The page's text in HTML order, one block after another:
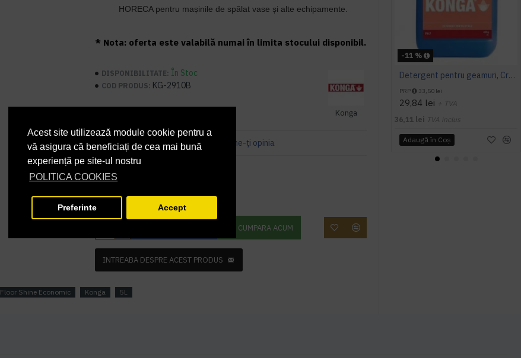
Acest site utilizează module cookie pentru a
vă asigura că beneficiați de cea mai bună
experiență pe site-ul nostru
POLITICA COOKIES
Preferinte Accept
HORECA pentru mașinile de spălat vase și alte echipamente.
* Nota: oferta este valabilă numai în limita stocului disponibil.
DISPONIBILITATE: În Stoc
COD PRODUS: KG-2910B
Konga
Bazată pe 0 note. Spune-ţi opinia
PRP 38,00 lei
33,18 lei
40,15 lei
CUMPARA ACUM
INTREABA DESPRE ACEST PRODUS
Floor Shine Economic Konga 5L
-11 %
Detergent pentru geamuri, Crystal Clear, Konga, 5L
PRP 33,50 lei
29,84 lei + TVA
36,11 lei TVA inclus
Adaugă în Coş